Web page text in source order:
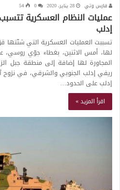
فارس وتي 28 يناير، 2020 54
عمليات النظام العسكرية
إدلب
تسببت العمليات العسكرية التي شنّتها
لها، أمس الاثنين، بغطاء جوّي روسي،
المجاورة لها إضافة إلى منطقة جبل
ريفي إدلب الجنوبي والشرقي، في نزوح
إدلب على الحدود…
اقرأ المزيد »